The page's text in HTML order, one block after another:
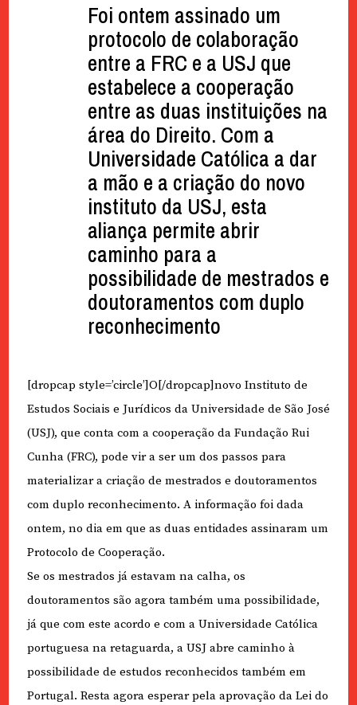
Foi ontem assinado um
protocolo de colaboração
entre a FRC e a USJ que
estabelece a cooperação
entre as duas instituições na
área do Direito. Com a
Universidade Católica a dar
a mão e a criação do novo
instituto da USJ, esta
aliança permite abrir
caminho para a
possibilidade de mestrados e
doutoramentos com duplo
reconhecimento
[dropcap style=’circle’]O[/dropcap]novo Instituto de
Estudos Sociais e Jurídicos da Universidade de São José
(USJ), que conta com a cooperação da Fundação Rui
Cunha (FRC), pode vir a ser um dos passos para
materializar a criação de mestrados e doutoramentos
com duplo reconhecimento. A informação foi dada
ontem, no dia em que as duas entidades assinaram um
Protocolo de Cooperação.
Se os mestrados já estavam na calha, os
doutoramentos são agora também uma possibilidade,
já que com este acordo e com a Universidade Católica
portuguesa na retaguarda, a USJ abre caminho à
possibilidade de estudos reconhecidos também em
Portugal. Resta agora esperar pela aprovação da Lei do